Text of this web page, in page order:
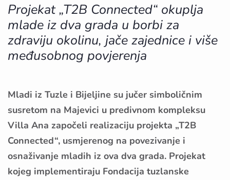
Projekat „T2B Connected“ okuplja
mlade iz dva grada u borbi za
zdraviju okolinu, jače zajednice i više
međusobnog povjerenja
Mladi iz Tuzle i Bijeljine su jučer simboličnim
susretom na Majevici u predivnom kompleksu
Villa Ana započeli realizaciju projekta „T2B
Connected“, usmjerenog na povezivanje i
osnaživanje mladih iz ova dva grada. Projekat
kojeg implementiraju Fondacija tuzlanske